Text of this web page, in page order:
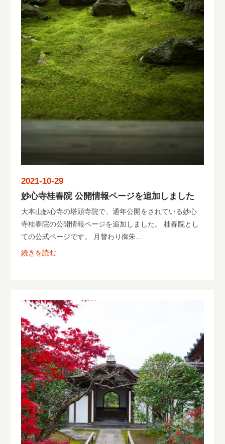
2021-10-29
妙心寺桂春院 公開情報ページを追加しました
大本山妙心寺の塔頭寺院で、通年公開をされている妙心
寺桂春院の公開情報ページを追加しました。 桂春院とし
ての公式ページです。 月替わり御朱...
続きを読む